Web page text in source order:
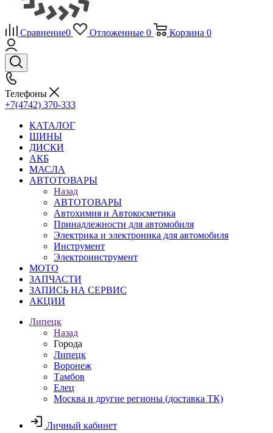
Сравнение0 Отложенные 0 Корзина 0
Телефоны
+7(4742) 370-333
КАТАЛОГ
ШИНЫ
ДИСКИ
АКБ
МАСЛА
АВТОТОВАРЫ
Назад
АВТОТОВАРЫ
Автохимия и Автокосметика
Принадлежности для автомобиля
Электрика и электроника для автомобиля
Инструмент
Электроинструмент
МОТО
ЗАПЧАСТИ
ЗАПИСЬ НА СЕРВИС
АКЦИИ
Липецк
Назад
Города
Липецк
Воронеж
Тамбов
Елец
Москва и другие регионы (доставка ТК)
Личный кабинет